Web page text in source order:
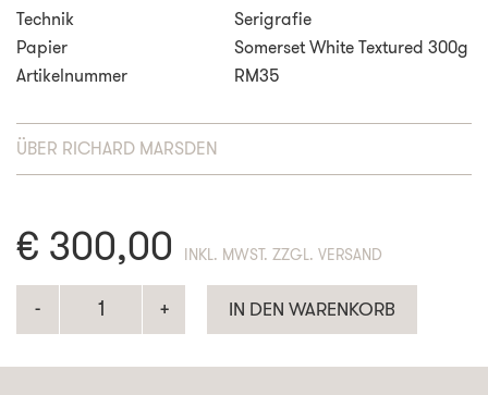
Technik
Serigrafie
Papier
Somerset White Textured 300g
Artikelnummer
RM35
ÜBER RICHARD MARSDEN
€ 300,00
IN DEN WARENKORB